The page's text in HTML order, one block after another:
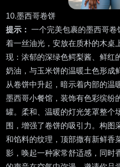
10.墨西哥卷饼
提示： 一个完美包裹的墨西哥
着一丝油光，安放在质朴的木桌
现：浓郁的深绿色鳄梨酱、鲜红
奶油，与玉米饼的温暖土色形成
从卷饼中升起，暗示着内部的温
墨西哥小餐馆，装饰有色彩缤纷
罐。柔和、温暖的灯光笼罩整个
围，增强了卷饼的吸引力。构图
和馅料的纹理，顶部撒有新鲜香
影，唤起一种家常舒适感，同时